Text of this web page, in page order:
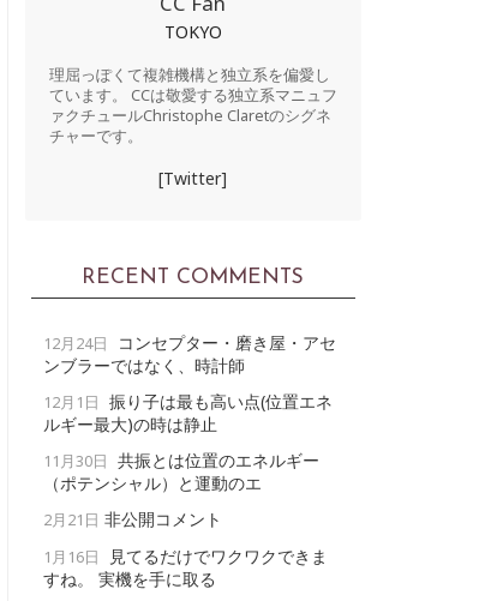
TOKYO
理屈っぽくて複雑機構と独立系を偏愛し
ています。 CCは敬愛する独立系マニュフ
ァクチュールChristophe Claretのシグネ
チャーです。
[Twitter]
RECENT COMMENTS
12月24日
コンセプター・磨き屋・アセ
ンブラーではなく、時計師
12月1日 振り子は最も高い点(位置エネ
ルギー最大)の時は静止
11月30日 共振とは位置のエネルギー
（ポテンシャル）と運動のエ
2月21日 非公開コメント
1月16日
見てるだけでワクワクできま
すね。 実機を手に取る